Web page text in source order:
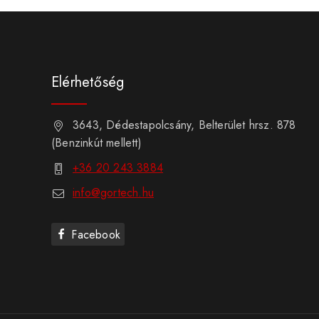
Elérhetőség
3643, Dédestapolcsány, Belterület hrsz. 878
(Benzinkút mellett)
+36 20 243 3884
info@gortech.hu
Facebook